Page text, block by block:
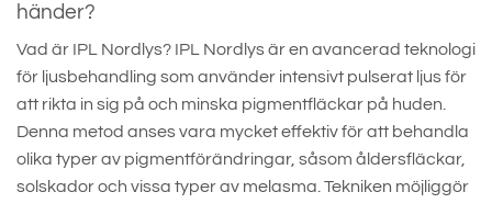
händer?
Vad är IPL Nordlys? IPL Nordlys är en avancerad teknologi
för ljusbehandling som använder intensivt pulserat ljus för
att rikta in sig på och minska pigmentfläckar på huden.
Denna metod anses vara mycket effektiv för att behandla
olika typer av pigmentförändringar, såsom åldersfläckar,
solskador och vissa typer av melasma. Tekniken möjliggör